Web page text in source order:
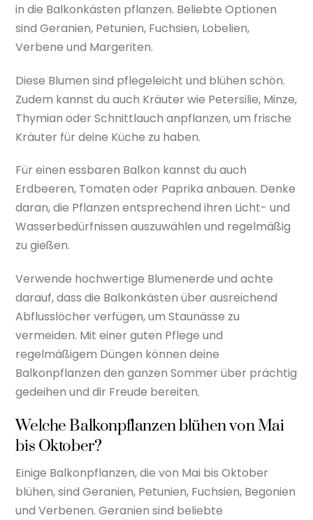
in die Balkonkästen pflanzen. Beliebte Optionen
sind Geranien, Petunien, Fuchsien, Lobelien,
Verbene und Margeriten.
Diese Blumen sind pflegeleicht und blühen schön.
Zudem kannst du auch Kräuter wie Petersilie, Minze,
Thymian oder Schnittlauch anpflanzen, um frische
Kräuter für deine Küche zu haben.
Für einen essbaren Balkon kannst du auch
Erdbeeren, Tomaten oder Paprika anbauen. Denke
daran, die Pflanzen entsprechend ihren Licht- und
Wasserbedürfnissen auszuwählen und regelmäßig
zu gießen.
Verwende hochwertige Blumenerde und achte
darauf, dass die Balkonkästen über ausreichend
Abflusslöcher verfügen, um Staunässe zu
vermeiden. Mit einer guten Pflege und
regelmäßigem Düngen können deine
Balkonpflanzen den ganzen Sommer über prächtig
gedeihen und dir Freude bereiten.
Welche Balkonpflanzen blühen von Mai
bis Oktober?
Einige Balkonpflanzen, die von Mai bis Oktober
blühen, sind Geranien, Petunien, Fuchsien, Begonien
und Verbenen. Geranien sind beliebte